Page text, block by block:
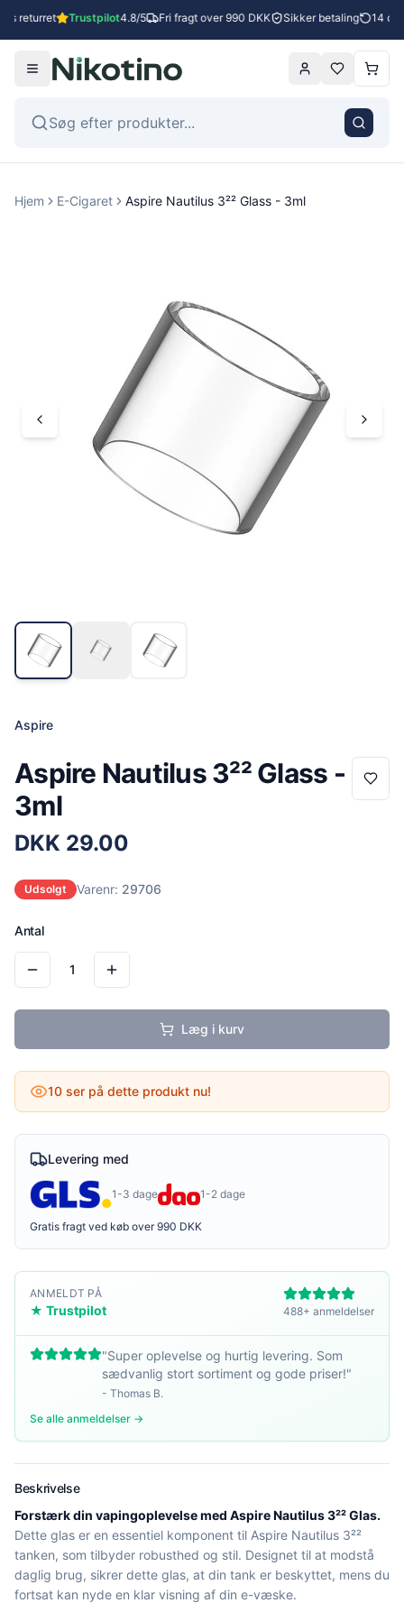
returret Trustpilot4.8/5 Fri fragt over 990 DKK Sikker betaling 14
Hjem E-Cigaret Aspire Nautilus 3²² Glass - 3ml
Aspire
Aspire Nautilus 3²² Glass -
3ml
DKK 29.00
Udsolgt Varenr: 29706
Antal
1
Læg i kurv
10 ser på dette produkt nu!
Levering med
1-3 dage 1-2 dage
Gratis fragt ved køb over 990 DKK
ANMELDT PÅ
★ Trustpilot 488+ anmeldelser
"Super oplevelse og hurtig levering. Som
sædvanlig stort sortiment og gode priser!"
- Thomas B.
Se alle anmeldelser →
Beskrivelse
Forstærk din vapingoplevelse med Aspire Nautilus 3²² Glas.
Dette glas er en essentiel komponent til Aspire Nautilus 3²²
tanken, som tilbyder robusthed og stil. Designet til at modstå
daglig brug, sikrer dette glas, at din tank er beskyttet, mens du
fortsat kan nyde en klar visning af din e-væske.